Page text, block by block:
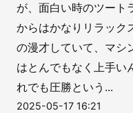
が、面白い時のツート
からはかなりリラック
の漫才していて、マシ
はとんでもなく上手い
れでも圧勝という...
2025-05-17 16:21